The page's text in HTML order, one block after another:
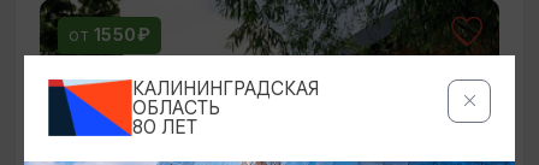
ОТ 1550₽
КАЛИНИНГРАДСКАЯ
ОБЛАСТЬ
80 ЛЕТ